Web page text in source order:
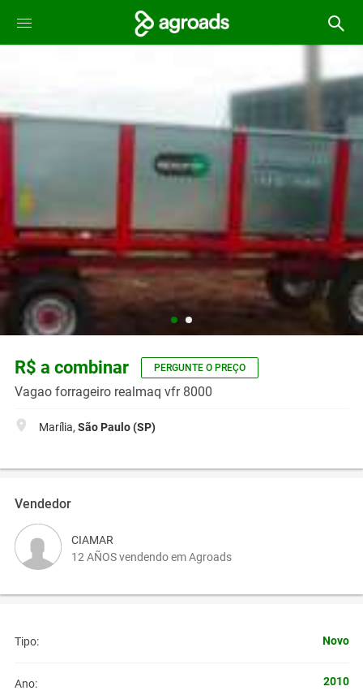
R$ a combinar PERGUNTE O PREÇO
Vagao forrageiro realmaq vfr 8000
Marília, São Paulo (SP)
Vendedor
CIAMAR
12 AÑOS vendendo em Agroads
Tipo: Novo
Ano: 2010